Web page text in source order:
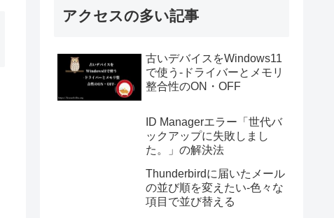
アクセスの多い記事
古いデバイスをWindows11
で使う-ドライバーとメモリ
整合性のON・OFF
ID Managerエラー「世代バ
ックアップに失敗しまし
た。」の解決法
Thunderbirdに届いたメール
の並び順を変えたい-色々な
項目で並び替える